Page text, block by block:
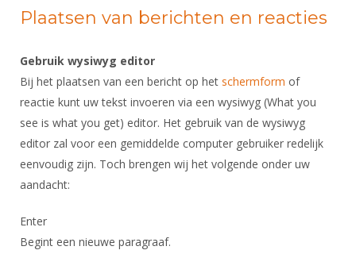
Plaatsen van berichten en reacties
Gebruik wysiwyg editor
Bij het plaatsen van een bericht op het schermform of
reactie kunt uw tekst invoeren via een wysiwyg (What you
see is what you get) editor. Het gebruik van de wysiwyg
editor zal voor een gemiddelde computer gebruiker redelijk
eenvoudig zijn. Toch brengen wij het volgende onder uw
aandacht:
Enter
Begint een nieuwe paragraaf.